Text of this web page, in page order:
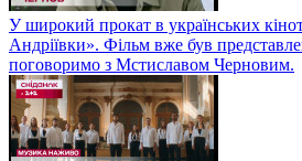
У широкий прокат в українських
Андріївки». Фільм вже був
поговоримо з Мстиславом Черновим.